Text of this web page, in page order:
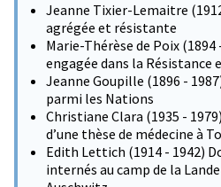
Jeanne Tixier-Lemaitre
agrégée et résistante
Marie-Thérèse de Poix
engagée dans la Résistance
Jeanne Goupille (1896 -
parmi les Nations
Christiane Clara (1935 -
d’une thèse de médecine à
Edith Lettich (1914 - 1942)
internés au camp de la